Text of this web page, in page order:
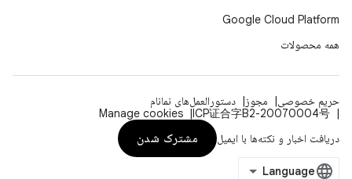
Google Cloud Platform
همه محصولات
حریم خصوصی مجوز
دستورالعمل‌های نمانام
ICP证合字B2-20070004号
Manage cookies
دریافت اخبار و نکته‌ها با ایمیل
مشترک شدن